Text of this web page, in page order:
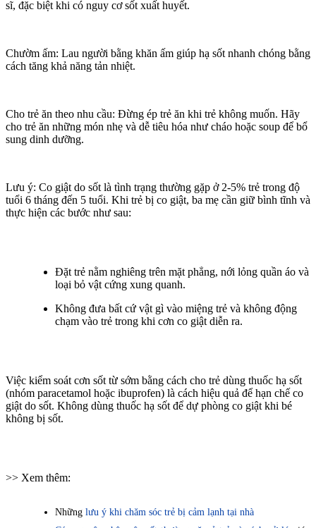
sĩ, đặc biệt khi có nguy cơ sốt xuất huyết.
Chườm ấm: Lau người bằng khăn ấm giúp hạ sốt nhanh chóng bằng
cách tăng khả năng tản nhiệt.
Cho trẻ ăn theo nhu cầu: Đừng ép trẻ ăn khi trẻ không muốn. Hãy
cho trẻ ăn những món nhẹ và dễ tiêu hóa như cháo hoặc soup để bổ
sung dinh dưỡng.
Lưu ý: Co giật do sốt là tình trạng thường gặp ở 2-5% trẻ trong độ
tuổi 6 tháng đến 5 tuổi. Khi trẻ bị co giật, ba mẹ cần giữ bình tĩnh và
thực hiện các bước như sau:
Đặt trẻ nằm nghiêng trên mặt phẳng, nới lỏng quần áo và
loại bỏ vật cứng xung quanh.
Không đưa bất cứ vật gì vào miệng trẻ và không động
chạm vào trẻ trong khi cơn co giật diễn ra.
Việc kiểm soát cơn sốt từ sớm bằng cách cho trẻ dùng thuốc hạ sốt
(nhóm paracetamol hoặc ibuprofen) là cách hiệu quả để hạn chế co
giật do sốt. Không dùng thuốc hạ sốt để dự phòng co giật khi bé
không bị sốt.
>> Xem thêm:
Những lưu ý khi chăm sóc trẻ bị cảm lạnh tại nhà